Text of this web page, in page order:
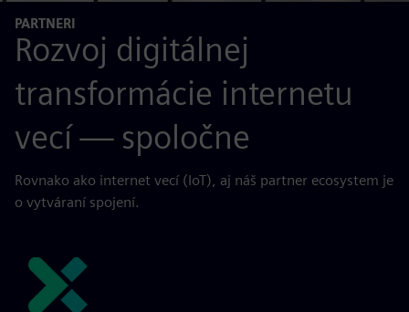
PARTNERI
Rozvoj digitálnej
transformácie internetu
vecí — spoločne
Rovnako ako internet vecí (IoT), aj náš partner ecosystem je
o vytváraní spojení.